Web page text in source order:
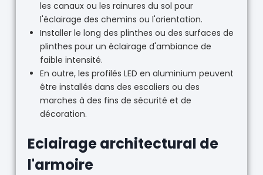
les canaux ou les rainures du sol pour
l'éclairage des chemins ou l'orientation.
Installer le long des plinthes ou des surfaces de
plinthes pour un éclairage d'ambiance de
faible intensité.
En outre, les profilés LED en aluminium peuvent
être installés dans des escaliers ou des
marches à des fins de sécurité et de
décoration.
Eclairage architectural de
l'armoire